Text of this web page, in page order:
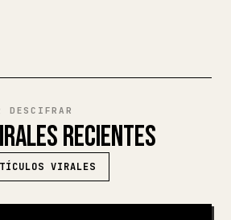
DESCIFRAR
RECIENTES
VIRALES